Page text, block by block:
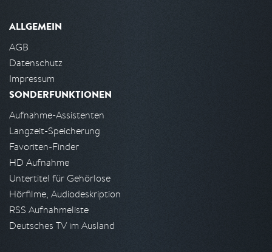
ALLGEMEIN
AGB
Datenschutz
Impressum
SONDERFUNKTIONEN
Aufnahme-Assistenten
Langzeit-Speicherung
Favoriten-Finder
HD Aufnahme
Untertitel für Gehörlose
Hörfilme, Audiodeskription
RSS Aufnahmeliste
Deutsches TV im Ausland